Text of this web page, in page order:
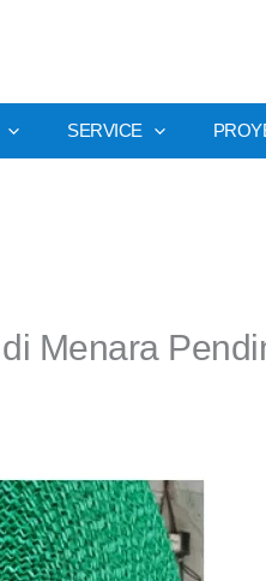
SERVICE
Menara